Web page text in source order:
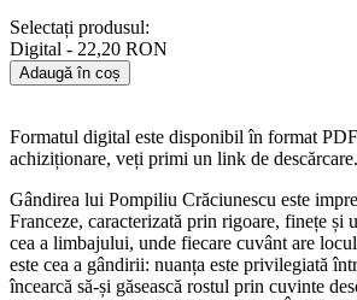
Selectați produsul:
Digital - 22,20 RON
Adaugă în coș
Formatul digital este disponibil în format
achiziționare, veți primi un link de descărcare.
Gândirea lui Pompiliu Crăciunescu este
Franceze, caracterizată prin rigoare, finețe și
cea a limbajului, unde fiecare cuvânt are
este cea a gândirii: nuanța este privilegiată
încearcă să-și găsească rostul prin cuvinte